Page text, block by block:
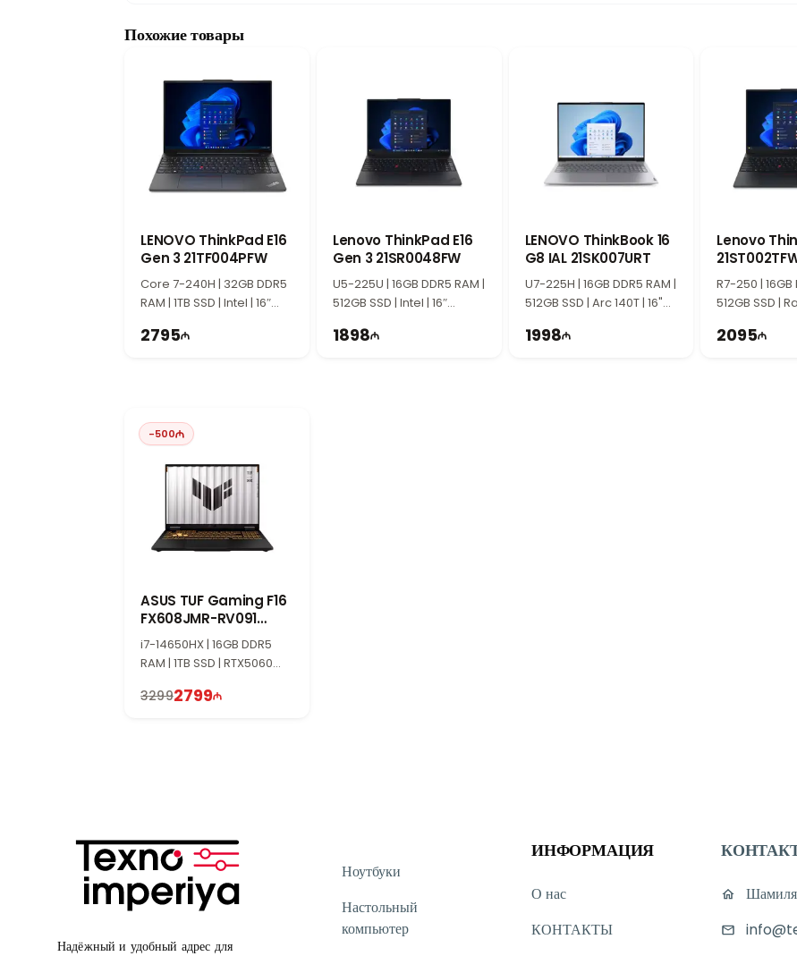
Если у вас есть вопросы по любой модели или товару, вы можете обратиться к нам через онлайн-чат на нашем
Похожие товары
LENOVO ThinkPad E16
Gen 3 21TF004PFW
Core 7-240H | 32GB DDR5
RAM | 1TB SSD | Intel | 16″
2795
Lenovo ThinkPad E16
Gen 3 21SR0048FW
U5-225U | 16GB DDR5 RAM |
512GB SSD | Intel | 16″
1898
LENOVO ThinkBook 16
G8 IAL 21SK007URT
U7-225H | 16GB DDR5 RAM |
512GB SSD | Arc 140T | 16"
1998
Lenovo
R7-250 | 16GB
512GB SSD |
2095
-500
ASUS TUF Gaming F16
FX608JMR-RV091
90NR0NB1-M005N0
i7-14650HX | 16GB DDR5
RAM | 1TB SSD | RTX5060
Win11
32992799
Надёжный и удобный адрес для
Ноутбуки
Настольный
компьютер
ИНФОРМАЦИЯ
О нас
КОНТАКТЫ
Шамиля